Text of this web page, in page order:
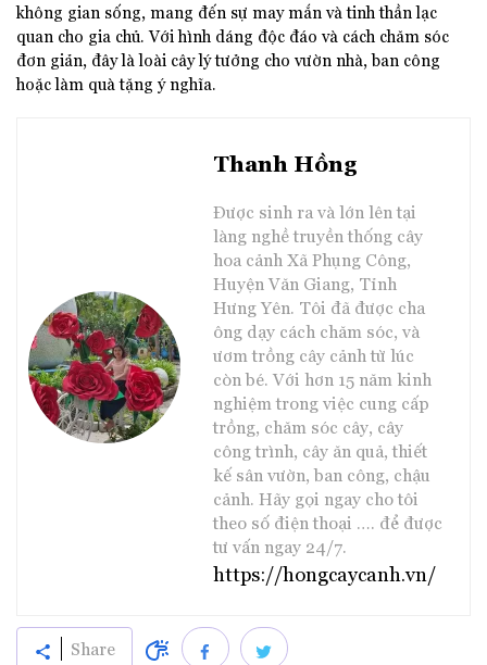
không gian sống, mang đến sự may mắn và tinh thần lạc
quan cho gia chủ. Với hình dáng độc đáo và cách chăm sóc
đơn giản, đây là loài cây lý tưởng cho vườn nhà, ban công
hoặc làm quà tặng ý nghĩa.
Thanh Hồng
Được sinh ra và lớn lên tại
làng nghề truyền thống cây
hoa cảnh Xã Phụng Công,
Huyện Văn Giang, Tỉnh
Hưng Yên. Tôi đã được cha
ông dạy cách chăm sóc, và
ươm trồng cây cảnh từ lúc
còn bé. Với hơn 15 năm kinh
nghiệm trong việc cung cấp
trồng, chăm sóc cây, cây
công trình, cây ăn quả, thiết
kế sân vườn, ban công, chậu
cảnh. Hãy gọi ngay cho tôi
theo số điện thoại …. để được
tư vấn ngay 24/7.
https://hongcaycanh.vn/
Share